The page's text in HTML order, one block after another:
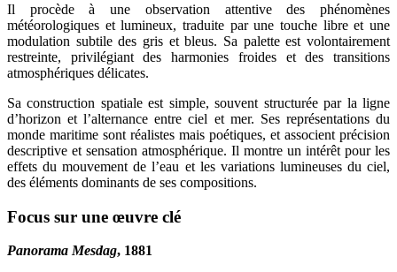
Il procède à une observation attentive des phénomènes
météorologiques et lumineux, traduite par une touche libre et une
modulation subtile des gris et bleus. Sa palette est volontairement
restreinte, privilégiant des harmonies froides et des transitions
atmosphériques délicates.
Sa construction spatiale est simple, souvent structurée par la ligne
d’horizon et l’alternance entre ciel et mer. Ses représentations du
monde maritime sont réalistes mais poétiques, et associent précision
descriptive et sensation atmosphérique. Il montre un intérêt pour les
effets du mouvement de l’eau et les variations lumineuses du ciel,
des éléments dominants de ses compositions.
Focus sur une œuvre clé
Panorama Mesdag, 1881